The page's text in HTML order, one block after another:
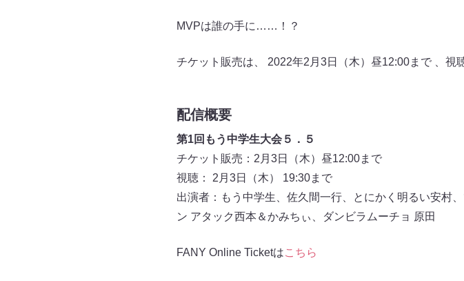
MVPは誰の手に……！？
チケット販売は、 2022年2月3日（木）昼12:00まで 、視
配信概要
第1回もう中学生大会５．５
チケット販売：2月3日（木）昼12:00まで
視聴： 2月3日（木） 19:30まで
出演者：もう中学生、佐久間一行、とにかく明るい安村
ン アタック西本＆かみちぃ、ダンビラムーチョ 原田
FANY Online Ticketはこちら